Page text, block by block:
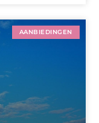
AANBIEDINGEN